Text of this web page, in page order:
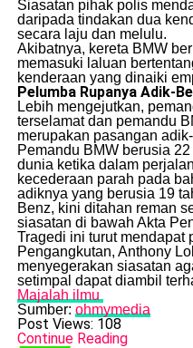
​Siasatan pihak polis
daripada tindakan dua
secara laju dan melulu.
​Akibatnya, kereta BMW
memasuki laluan
kenderaan yang dinaiki
Pelumba Rupanya Adik-
​Lebih mengejutkan,
terselamat dan pemandu
merupakan pasangan
​Pemandu BMW berusia
dunia ketika dalam
kecederaan parah pada
adiknya yang berusia 19
Benz, kini ditahan reman
siasatan di bawah Akta
​Tragedi ini turut mendapat
Pengangkutan, Anthony
menyegerakan siasatan
setimpal dapat diambil
Majalah ilmu
Sumber: ohmymedia
Post Views: 108
Continue Reading